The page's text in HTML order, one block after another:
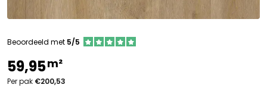
Beoordeeld met 5/5
59,95m²
Per pak €200,53